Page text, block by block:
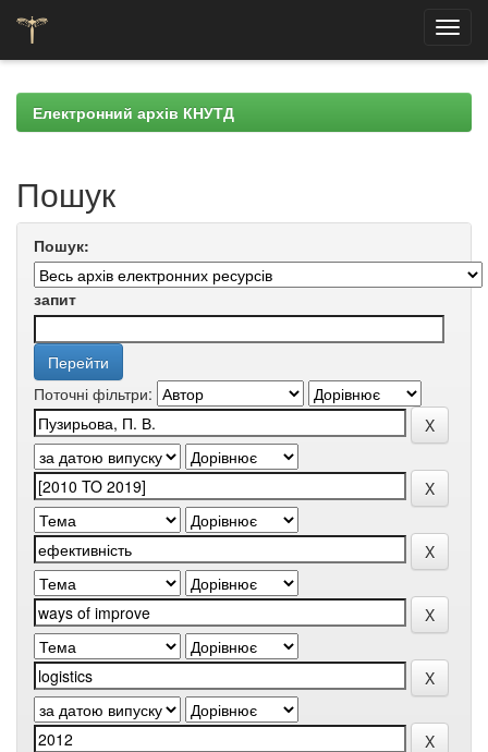
navigationЕлектронний архів КНУТД
Пошук
Пошук:
запит
Поточні фільтри: